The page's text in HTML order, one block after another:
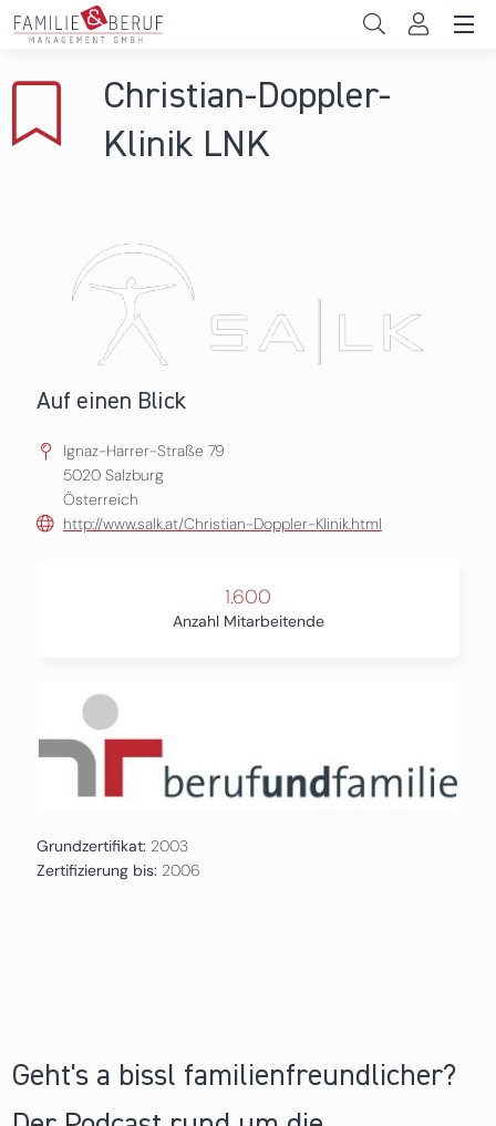
Direkt zum Inhalt
Gemeinden
Das sind wir
News & Events
Christian-Doppler-
Klinik LNK
Auf einen Blick
Ignaz-Harrer-Straße 79
5020 Salzburg
Österreich
http://www.salk.at/Christian-Doppler-Klinik.html
1.600
Anzahl Mitarbeitende
Grundzertifikat: 2003
Zertifizierung bis: 2006
Geht's a bissl familienfreundlicher?